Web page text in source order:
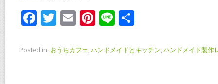
F
e
T
itt
E
ai
Pi
er
Li
e
Posted in: おうちカフェ,ハンドメイドとキッチン,ハンドメイド製作